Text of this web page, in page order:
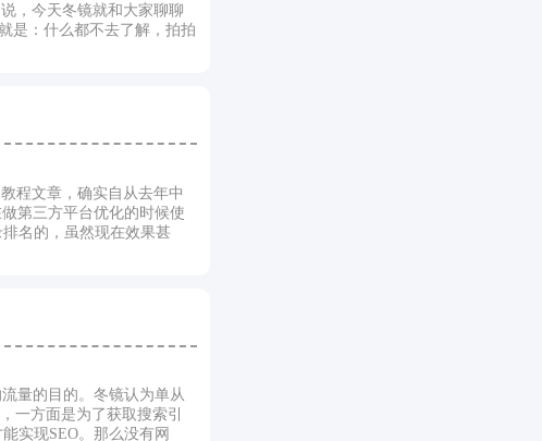
，今天冬镜就和大家聊聊
是：什么都不去了解，拍拍
程文章，确实自从去年中
第三方平台优化的时候使
名的，虽然现在效果甚
量的目的。冬镜认为单从
一方面是为了获取搜索引
实现SEO。那么没有网